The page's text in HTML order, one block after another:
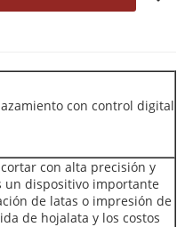
con control digital
con alta precisión y
un dispositivo importante
de latas o impresión de
de hojalata y los costos